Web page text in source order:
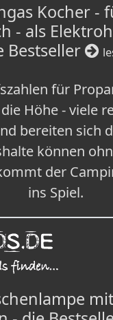
Kocher -
- als
Bestseller
für
Höhe - viele
bereiten sich
können
der
ins Spiel.